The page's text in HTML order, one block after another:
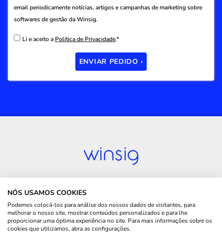
email periodicamente notícias, artigos e campanhas de marketing sobre
softwares de gestão da Winsig.
Li e aceito a Política de Privacidade.*
ENVIAR PEDIDO ›
LINKS ÚTEIS
ONDE ESTAMOS
NÓS USAMOS COOKIES
Podemos colocá-los para análise dos nossos dados de visitantes, para
melhorar o nosso site, mostrar conteúdos personalizados e para lhe
proporcionar uma óptima experiência no site. Para mais informações sobre os
cookies que utilizamos, abra as configurações.